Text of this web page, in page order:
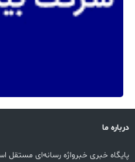
درباره ما
پایگاه خبری خبرواژه رسانه‌ای مستقل